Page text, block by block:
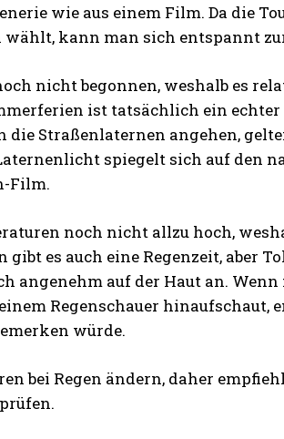
wie aus einem Film. Da die
wählt, kann man sich entspannt
nicht begonnen, weshalb es
ist tatsächlich ein
Straßenlaternen angehen,
spiegelt sich auf den
Film.
noch nicht allzu hoch,
es auch eine Regenzeit, aber
angenehm auf der Haut an.
Regenschauer hinaufschaut,
würde.
bei Regen ändern, daher